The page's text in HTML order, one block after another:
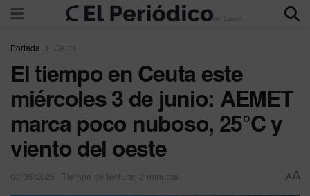
Portada Ceuta
El tiempo en Ceuta este
miércoles 3 de junio: AEMET
marca poco nuboso, 25°C y
viento del oeste
03/06/2026 Tiempo de lectura: 2 minutos AA